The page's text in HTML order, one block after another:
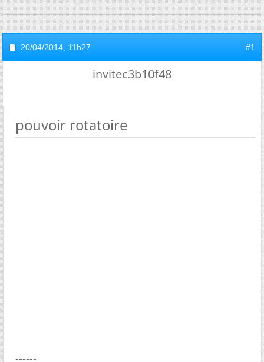
20/04/2014, 11h27 #1
invitec3b10f48
pouvoir rotatoire
------